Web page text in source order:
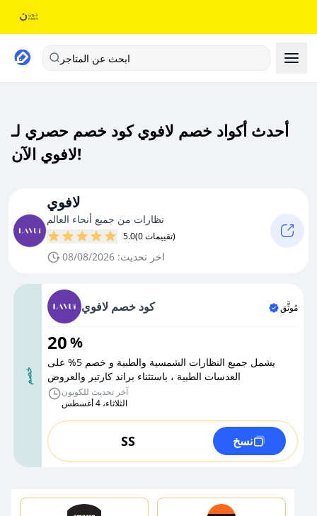
ابحث عن المتاجر
أحدث أكواد خصم لافوي كود خصم حصري لـ
لافوي الآن!
لافوي
نظارات من جميع أنحاء العالم
5.0 (0 تقييمات)
اخر تحديث: 08/08/2026
خصم
كود خصم لافوي مُوثَّق
20%
يشمل جميع النظارات الشمسية والطبية و خصم 5% على
العدسات الطبية ، باستثناء براند كارتير والعروض
آخر تحديث للكوبون
الثلاثاء، 4 أغسطس
SS نسخ